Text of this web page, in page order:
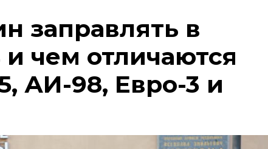
заправлять в
чем отличаются
АИ-98, Евро-3 и